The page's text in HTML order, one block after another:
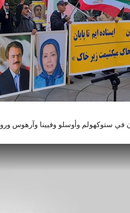
في ستوكهولم وأوسلو وفيينا وآرهوس